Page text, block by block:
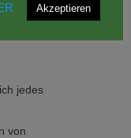
jedes
von
Akzeptieren